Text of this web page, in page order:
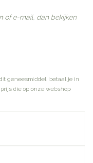
geneesmiddel, betaal je in
die op onze webshop
of e-mail, dan bekijken